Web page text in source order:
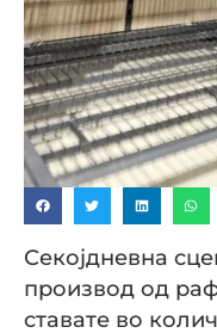
Секојдневна
производ од
ставате во